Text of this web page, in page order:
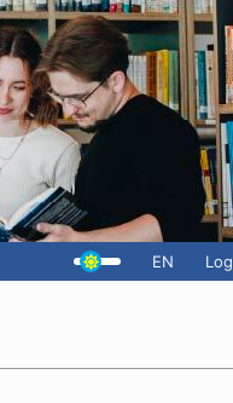
EN